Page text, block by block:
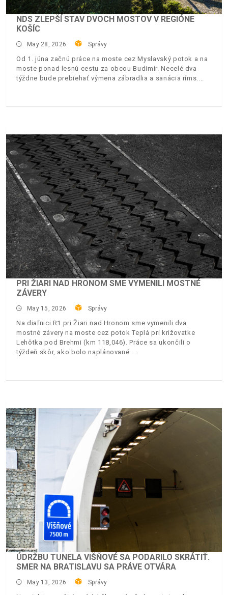
NDS ZLEPŠÍ STAV DVOCH MOSTOV V REGIÓNE
KOŠÍC
May 28, 2026 Správy
Od 1. júna začnú práce na moste cez Myslavský potok a na
moste ponad lesnú cestu za obcou Budimír. Necelé dva
týždne bude prebiehať výmena zábradlia a sanácia ríms.
PRI ŽIARI NAD HRONOM SME VYMENILI MOSTNÉ
ZÁVERY
May 15, 2026 Správy
Na diaľnici R1 pri Žiari nad Hronom sme vymenili dva
mostné závery na moste cez potok Teplá pri križovatke
Lehôtka pod Brehmi (km 118,046). Práce sa ukončili o
týždeň skôr, ako bolo naplánované.
ÚDRŽBU TUNELA VIŠŇOVÉ SA PODARILO SKRÁTIŤ.
SMER NA BRATISLAVU SA PRÁVE OTVÁRA
May 13, 2026 Správy